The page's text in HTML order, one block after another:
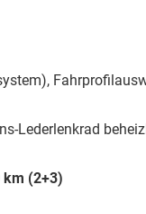
Lederlenkrad
(2+3)